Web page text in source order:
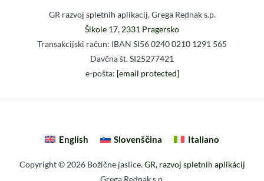
GR razvoj spletnih aplikacij, Grega Rednak s.p.
Šikole 17, 2331 Pragersko
Transakcijski račun: IBAN SI56 0240 0210 1291 565
Davčna št. SI25277421
e-pošta: [email protected]
English Slovenščina Italiano
Copyright © 2026 Božične jaslice.GR, razvoj spletnih aplikácij